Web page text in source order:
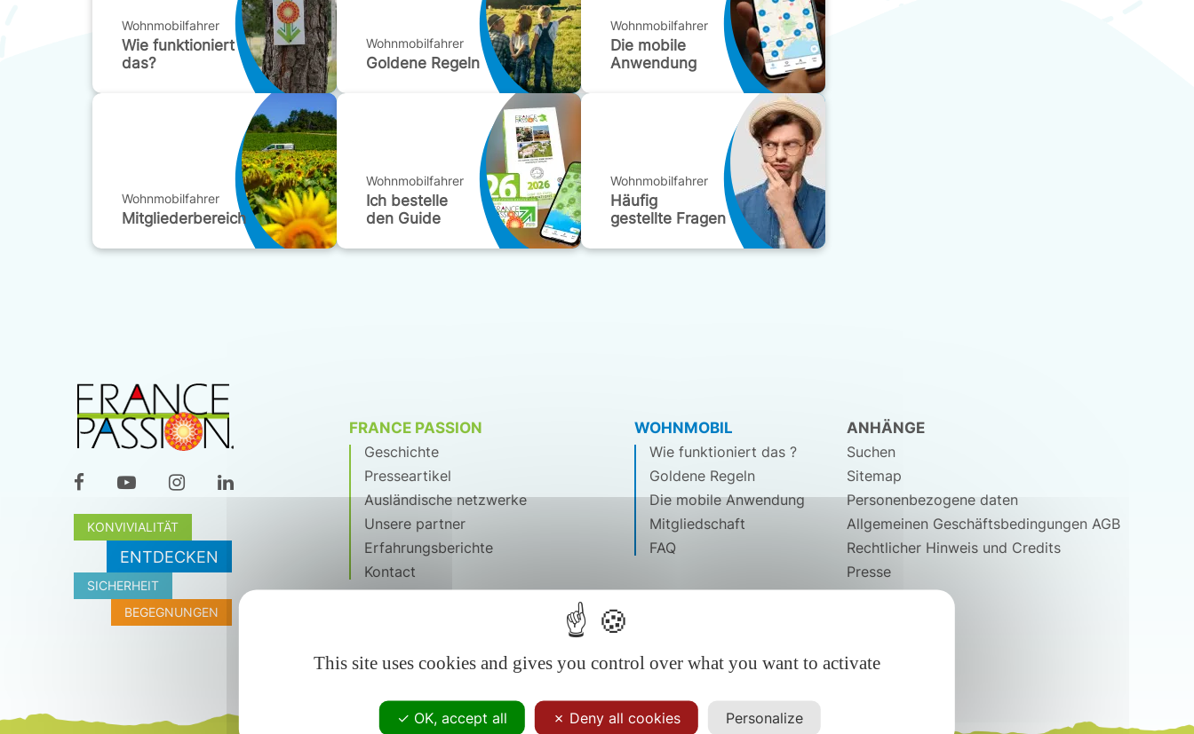
Wohnmobilfahrer
Wie funktioniert
das?
Wohnmobilfahrer
Goldene Regeln
Wohnmobilfahrer
Die mobile
Anwendung
Wohnmobilfahrer
Mitgliederbereich
Wohnmobilfahrer
Ich bestelle
den Guide
Wohnmobilfahrer
Häufig
gestellte Fragen
KONVIVIALITÄT
ENTDECKEN
SICHERHEIT
BEGEGNUNGEN
FRANCE PASSION
Geschichte
Presseartikel
Ausländische netzwerke
Unsere partner
Erfahrungsberichte
Kontact
WOHNMOBIL
Wie funktioniert das ?
Goldene Regeln
Die mobile Anwendung
Mitgliedschaft
FAQ
ANHÄNGE
Suchen
Sitemap
Personenbezogene daten
Allgemeinen Geschäftsbedingungen AGB
Rechtlicher Hinweis und Credits
Presse
This site uses cookies and gives you control over what you want to activate
OK, accept all Deny all cookies Personalize